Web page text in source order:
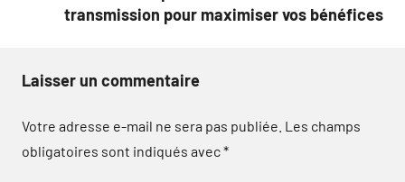
transmission pour maximiser vos bénéfices
Laisser un commentaire
Votre adresse e-mail ne sera pas publiée. Les champs
obligatoires sont indiqués avec*